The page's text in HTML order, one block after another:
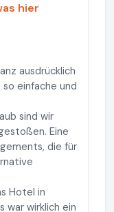
hier
ausdrücklich
einfache und
sind wir
Eine
die für
Hotel in
war wirklich ein